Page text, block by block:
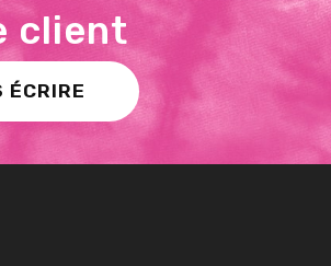
client
ÉCRIRE